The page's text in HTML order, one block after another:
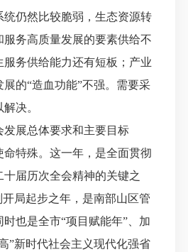
仍然比较脆弱，生态资源转
服务高质量发展的要素供给不
务供给能力还有短板 ；产业
展的“造血功能”不强。需要采
决。
发展总体要求和主要目标
命特殊。这一年，是全面贯彻
届历次全会精神的关键之
局起步之年，是南部山区管
也是全市“项目赋能年”、加
”新时代社会主义现代化强省